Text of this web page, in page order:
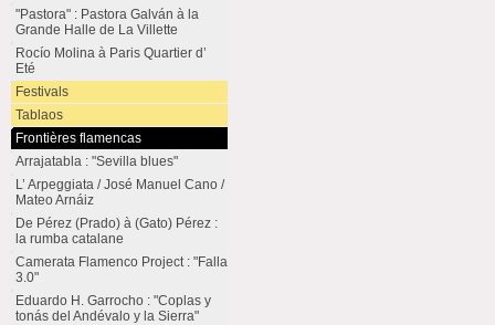
"Pastora" : Pastora Galván à la
Grande Halle de La Villette
Rocío Molina à Paris Quartier d’
Eté
Festivals
Tablaos
Frontières flamencas
Arrajatabla : "Sevilla blues"
L’ Arpeggiata / José Manuel Cano /
Mateo Arnáiz
De Pérez (Prado) à (Gato) Pérez :
la rumba catalane
Camerata Flamenco Project : "Falla
3.0"
Eduardo H. Garrocho : "Coplas y
tonás del Andévalo y la Sierra"